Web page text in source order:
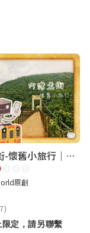
內灣老街-懷舊小旅行｜新竹老街城市解謎
原創
定，請另聯繫